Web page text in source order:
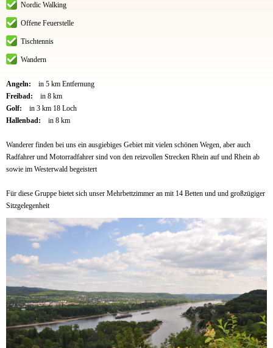
Nordic Walking
Offene Feuerstelle
Tischtennis
Wandern
Angeln:
in 5 km Entfernung
Freibad:
in 8 km
Golf:
in 3 km 18 Loch
Hallenbad:
in 8 km
Wanderer finden bei uns ein ausgiebiges Gebiet mit vielen schönen Wegen, aber auch
Radfahrer und Motorradfahrer sind von den reizvollen Strecken Rhein auf und Rhein ab
sowie im Westerwald begeistert
Für diese Gruppe bietet sich unser Mehrbettzimmer an mit 14 Betten und und großzügiger
Sitzgelegenheit